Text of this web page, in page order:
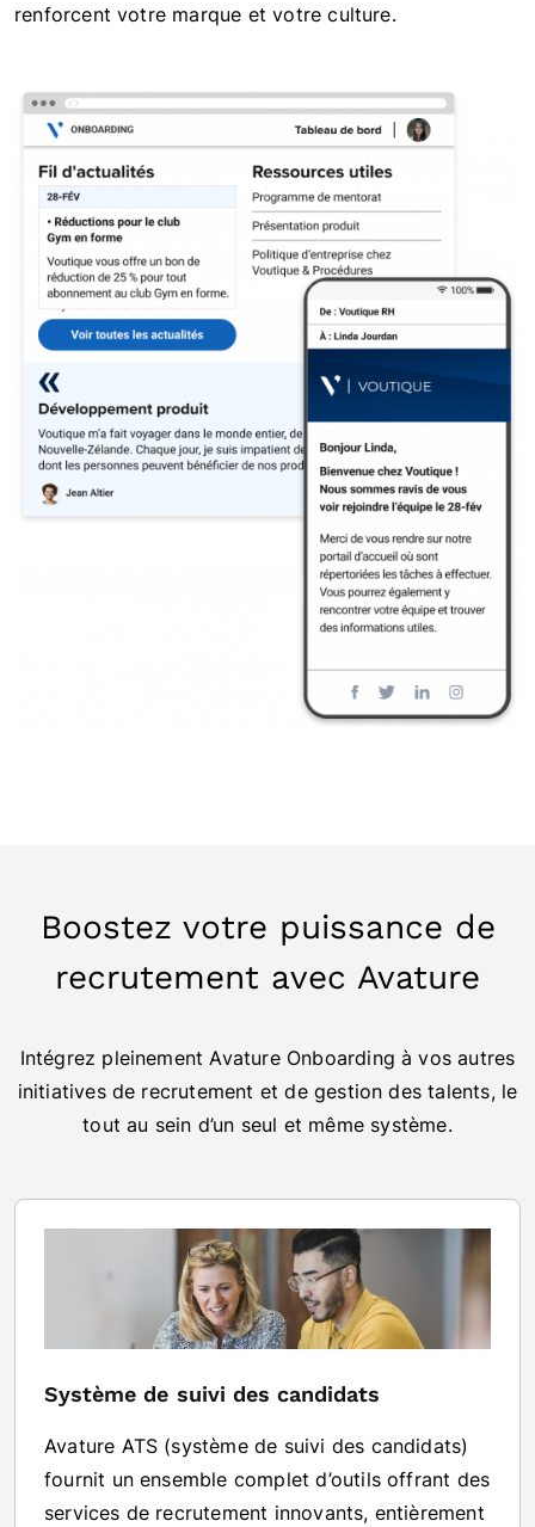
renforcent votre marque et votre culture.
Boostez votre puissance de
recrutement avec Avature
Intégrez pleinement Avature Onboarding à vos autres
initiatives de recrutement et de gestion des talents, le
tout au sein d’un seul et même système.
Système de suivi des candidats
Avature ATS (système de suivi des candidats)
fournit un ensemble complet d’outils offrant des
services de recrutement innovants, entièrement